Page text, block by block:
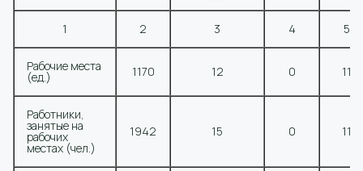
1 2 3 4 5
Рабочие места
(ед.) 1170 12 0 11
Работники,
занятые на
рабочих
местах (чел.)
1942 15 0 11